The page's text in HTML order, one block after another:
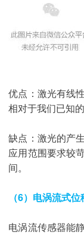
优点：激光有线
相对于我们已知
缺点：激光的产
应用范围要求较
间。
（6）电涡流式
电涡流传感器能